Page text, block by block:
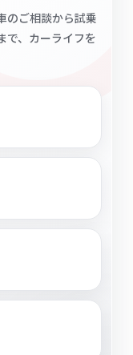
のご相談から試乗
で、カーライフを